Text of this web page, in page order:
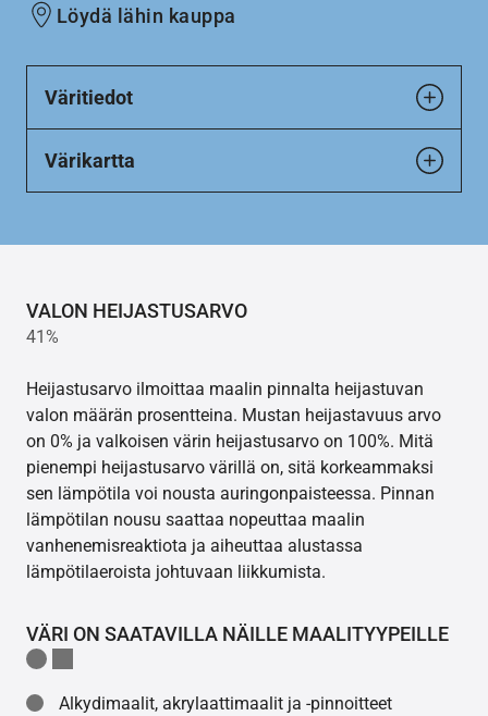
Löydä lähin kauppa
Väritiedot
Värikartta
VALON HEIJASTUSARVO
41%
Heijastusarvo ilmoittaa maalin pinnalta heijastuvan
valon määrän prosentteina. Mustan heijastavuus arvo
on 0% ja valkoisen värin heijastusarvo on 100%. Mitä
pienempi heijastusarvo värillä on, sitä korkeammaksi
sen lämpötila voi nousta auringonpaisteessa. Pinnan
lämpötilan nousu saattaa nopeuttaa maalin
vanhenemisreaktiota ja aiheuttaa alustassa
lämpötilaeroista johtuvaan liikkumista.
VÄRI ON SAATAVILLA NÄILLE MAALITYYPEILLE
Alkydimaalit, akrylaattimaalit ja -pinnoitteet